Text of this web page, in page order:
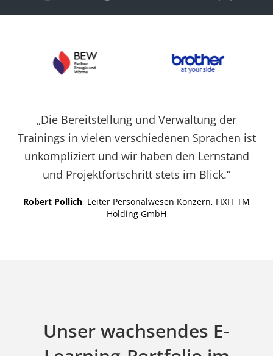
Cookies auf der
PHPSESSID
Behält die
Zustände des
„Die Bereitstellung und Verwaltung der
Trainings in vielen verschiedenen Sprachen ist
unkompliziert und wir haben den Lernstand
und Projektfortschritt stets im Blick.“
Robert Pollich, Leiter Personalwesen Konzern, FIXIT TM
Holding GmbH
Unser wachsendes E-